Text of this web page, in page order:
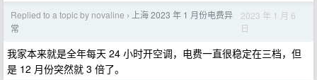
Replied to a topic by novaline ›
上海 2023 年 1 月份电费异
常
2023 年 1 月 6
日
我家本来就是全年每天 24 小时开空调，电费一直很稳定在三档，但
是 12 月份突然就 3 倍了。